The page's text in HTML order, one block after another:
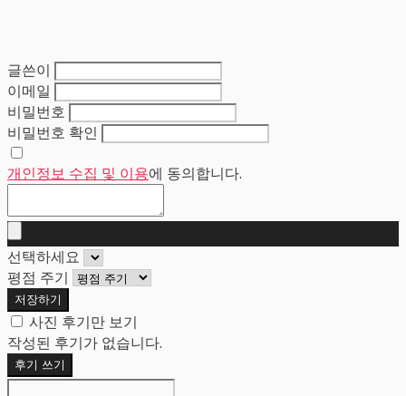
글쓴이
이메일
비밀번호
비밀번호 확인
개인정보 수집 및 이용에 동의합니다.
선택하세요
평점 주기
저장하기
사진 후기만 보기
작성된 후기가 없습니다.
후기 쓰기